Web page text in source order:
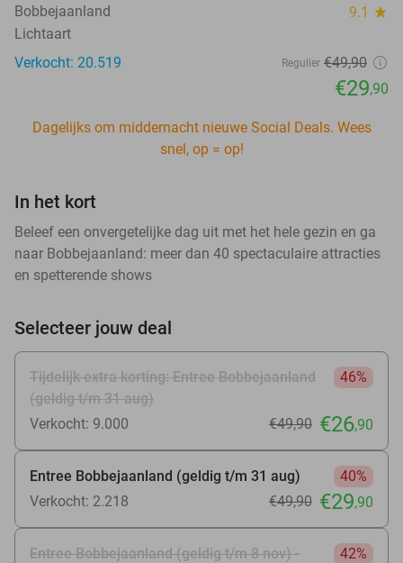
Bobbejaanland 9.1 star
Lichtaart
Verkocht: 20.519
Regulier €49,90
€29,90
Dagelijks om middernacht nieuwe Social Deals. Wees
snel, op = op!
In het kort
Beleef een onvergetelijke dag uit met het hele gezin en ga
naar Bobbejaanland: meer dan 40 spectaculaire attracties
en spetterende shows
Selecteer jouw deal
Tijdelijk extra korting: Entree Bobbejaanland
(geldig t/m 31 aug)
46%
Verkocht: 9.000 €49,90 €26,90
Entree Bobbejaanland (geldig t/m 31 aug)
40%
Verkocht: 2.218
€49,90 €29,90
Entree Bobbejaanland (geldig t/m 8 nov) -
42%